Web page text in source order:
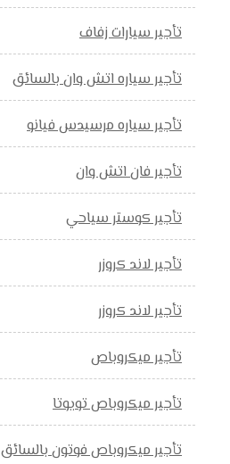
تأجير سيارات زفاف
تأجير سياره اتش وان بالسائق
تأجير سياره مرسيدس فيانو
تأجير فان اتش وان
تأجير كوستر سياحي
تأجير لاند كروزر
تأجير لاند كروزر
تأجير ميكروباص
تأجير ميكروباص تويوتا
تأجير ميكروباص فوتون بالسائق